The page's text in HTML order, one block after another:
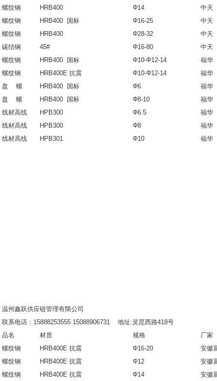
螺纹钢 HRB400 Φ14
中天
螺纹钢
HRB400 国标 Φ16-25
中天
螺纹钢
HRB400 Φ28-32
中天
碳结钢
45# Φ16-80
中天
螺纹钢
HRB400 国标 Φ10-Φ12-14
福华
螺纹钢
HRB400E 抗震 Φ10-Φ12-14
福华
盘 螺
HRB400 国标 Φ6
福华
盘 螺
HRB400 国标 Φ8-10
福华
线材高线
HPB300 Φ6.5
福华
线材高线
HPB300 Φ8
福华
线材高线
HPB301 Φ10 福华
温州鑫跃供应链管理有限公司
联系电话：15888253555 15088906731 地址:灵昆西路418号
品名
材质 规格
厂家
螺纹钢
HRB400E 抗震 Φ16-20
安徽
螺纹钢
HRB400E 抗震 Φ12
安徽
螺纹钢
HRB400E 抗震 Φ14
安徽